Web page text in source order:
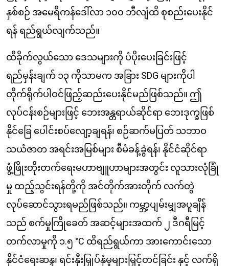
နှစ်စဉ် အမေရိကန်ဒေါ်လာ ၁၀၀ ဘီလျံထိ စုစည်းပေးနိုင်
ရန် ရည်ရွယ်လျက်သည်။
ထိခိုက်လွယ်သော ဒေသများကို ပံပိုးပေးခြင်းဖြင့်
ရည်မှန်းချက် ၁၃ ကိုသာမက အခြား SDG များကိုပါ
တိုက်ရိုက်ပါဝင်ဖြည့်ဆည်းပေးနိုင်မည်ဖြစ်သည်။ ဤ
လုပ်ငန်းစဉ်များဖြင့် ဘေးအန္တရာယ်ဆိုင်ရာ ဘေးဒုက္ခဖြစ်
နိုင်ခြေ ပေါင်းစပ်လျော့ချရန်၊ စဉ်ဆက်မပြတ် သဘာဝ
သယံဇာတ အရင်းအမြစ်များ စီမံခန့်ခွဲရန်၊ နိုင်ငံဆိုင်ရာ
ဖွံ့ဖြိုးတိုးတက်ရေးမဟာဗျူဟာများအတွင်း လူသားလုံခြုံ
မှု ထည့်သွင်းရန်တို့ကို အင်တိုက်အားတိုက် လက်တွဲ
လုပ်ဆောင်သွားရမည်ဖြစ်သည်။ ကမ္ဘာ့ပျမ်းမျှအပူချိန်
သည် စက်မှုကြိုခေတ် အဆင့်များအထက် ၂ ဒီဂရီမြင့်
တက်လာမှုကို ၁.၅ °C ထိရည်ရွယ်ကာ အားကောင်းသော
နိုင်ငံရေးဆန္ဒ၊ ရင်းနှီးမြှုပ်နှံမှုများမြှင့်တင်ခြင်း နှင့် လက်ရှိ